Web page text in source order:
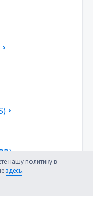
нашу политику в
здесь.